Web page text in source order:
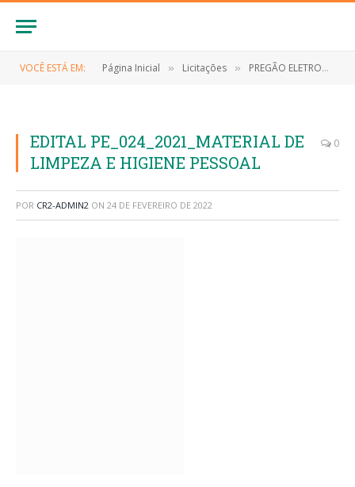
VOCÊ ESTÁ EM: Página Inicial » Licitações » PREGÃO ELETRONICO Nº 024/2021 (CONTRATAÇÃO DE EMPRESA ESPECIALIZADA PARA O FORNECIMENTO DE MATERIAIS DE LIMPEZA E HIGIENE PESSOAL)
EDITAL PE_024_2021_MATERIAL DE
LIMPEZA E HIGIENE PESSOAL
0
POR CR2-ADMIN2 ON 24 DE FEVEREIRO DE 2022